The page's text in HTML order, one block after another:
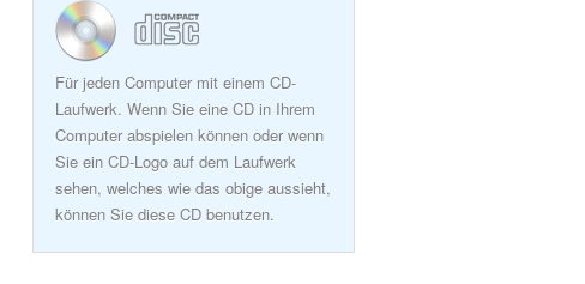
Für jeden Computer mit einem CD-
Laufwerk. Wenn Sie eine CD in Ihrem
Computer abspielen können oder wenn
Sie ein CD-Logo auf dem Laufwerk
sehen, welches wie das obige aussieht,
können Sie diese CD benutzen.